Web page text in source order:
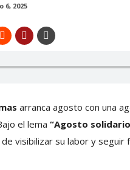
6, 2025
arranca agosto con una
el lema “Agosto
visibilizar su labor y seguir